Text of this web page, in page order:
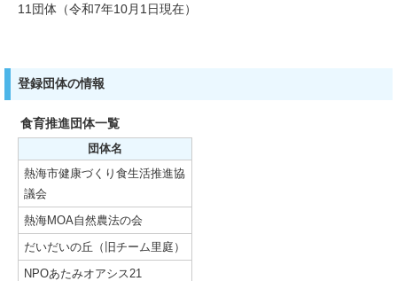
11団体（令和7年10月1日現在）
登録団体の情報
食育推進団体一覧
団体名
熱海市健康づくり食生活推進協
議会
熱海MOA自然農法の会
だいだいの丘（旧チーム里庭）
NPOあたみオアシス21